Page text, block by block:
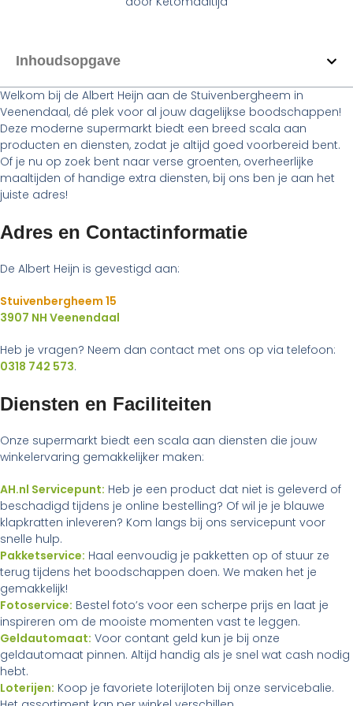
Inhoudsopgave
Welkom bij de Albert Heijn aan de Stuivenbergheem in
Veenendaal, dé plek voor al jouw dagelijkse boodschappen!
Deze moderne supermarkt biedt een breed scala aan
producten en diensten, zodat je altijd goed voorbereid bent.
Of je nu op zoek bent naar verse groenten, overheerlijke
maaltijden of handige extra diensten, bij ons ben je aan het
juiste adres!
Adres en Contactinformatie
De Albert Heijn is gevestigd aan:
Stuivenbergheem 15
3907 NH Veenendaal
Heb je vragen? Neem dan contact met ons op via telefoon:
0318 742 573.
Diensten en Faciliteiten
Onze supermarkt biedt een scala aan diensten die jouw
winkelervaring gemakkelijker maken:
AH.nl Servicepunt: Heb je een product dat niet is geleverd of
beschadigd tijdens je online bestelling? Of wil je je blauwe
klapkratten inleveren? Kom langs bij ons servicepunt voor
snelle hulp.
Pakketservice: Haal eenvoudig je pakketten op of stuur ze
terug tijdens het boodschappen doen. We maken het je
gemakkelijk!
Fotoservice: Bestel foto’s voor een scherpe prijs en laat je
inspireren om de mooiste momenten vast te leggen.
Geldautomaat: Voor contant geld kun je bij onze
geldautomaat pinnen. Altijd handig als je snel wat cash nodig
hebt.
Loterijen: Koop je favoriete loterijloten bij onze servicebalie.